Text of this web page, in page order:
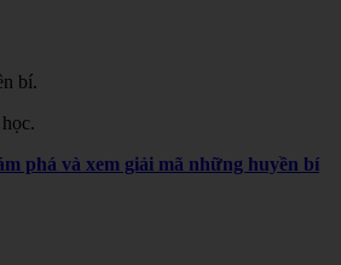
bí.
phá và xem giải mã những huyền bí